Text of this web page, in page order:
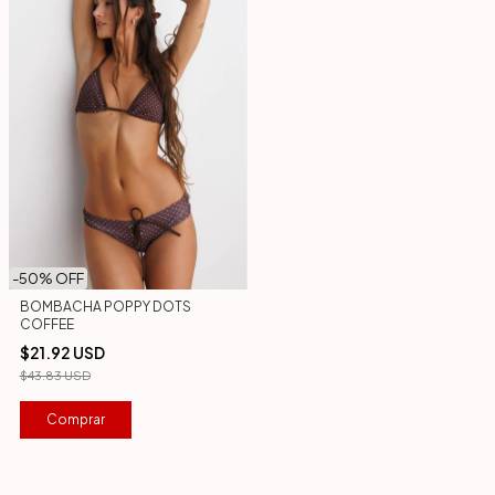
-50% OFF
BOMBACHA POPPY DOTS
COFFEE
$21.92 USD
$43.83 USD
Comprar